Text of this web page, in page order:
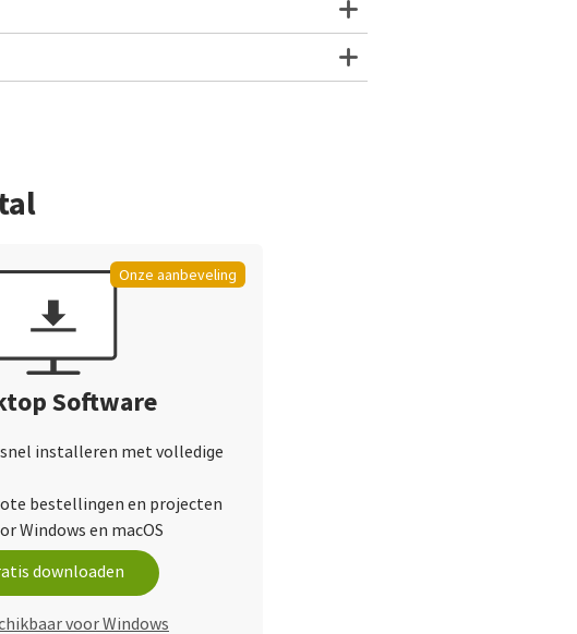
Onze aanbeveling
Software
installeren met volledige
bestellingen en projecten
Windows en macOS
downloaden
voor Windows